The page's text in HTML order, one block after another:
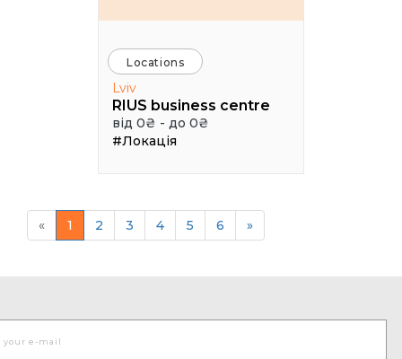
Locations
Lviv
RIUS business centre
від 0₴ - до 0₴
#Локація
« 1 2 3 4 5 6 »